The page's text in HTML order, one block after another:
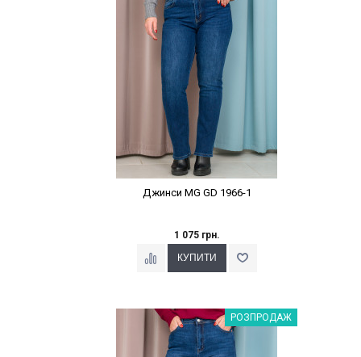
Джинси MG GD 1966-1
1 075 грн.
Наклейки Варіант з %РОЗПРОДАЖ